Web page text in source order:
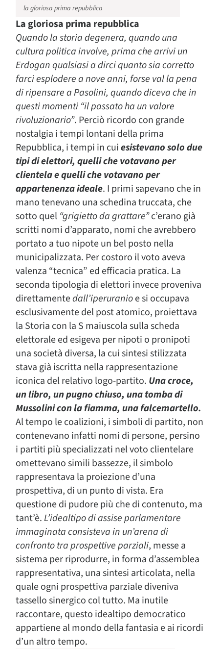
la gloriosa prima repubblica
La gloriosa prima repubblica
Quando la storia degenera, quando una
cultura politica involve, prima che arrivi un
Erdogan qualsiasi a dirci quanto sia corretto
farci esplodere a nove anni, forse val la pena
di ripensare a Pasolini, quando diceva che in
questi momenti “il passato ha un valore
rivoluzionario”. Perciò ricordo con grande
nostalgia i tempi lontani della prima
Repubblica, i tempi in cuiesistevano solo due
tipi di elettori, quelli che votavano per
clientelaequelli che votavano per
appartenenza ideale. I primi sapevano che in
mano tenevano una schedina truccata, che
sotto quel “grigietto da grattare”c’erano già
scritti nomi d’apparato, nomi che avrebbero
portato a tuo nipote un bel posto nella
municipalizzata. Per costoro il voto aveva
valenza “tecnica” ed efficacia pratica. La
seconda tipologia di elettori invece proveniva
direttamentedall’iperuranioe si occupava
esclusivamente delpost atomico, proiettava
la Storia con la S maiuscola sulla scheda
elettorale ed esigeva per nipoti o pronipoti
una società diversa, la cui sintesi stilizzata
stava già iscritta nella rappresentazione
iconica del relativo logo-partito. Una croce,
un libro, un pugno chiuso, una tomba di
Mussolini con la fiamma, una falcemartello.
Al tempo le coalizioni, i simboli di partito, non
contenevano infatti nomi di persone, persino
i partiti più specializzati nel voto clientelare
omettevano simili bassezze, il simbolo
rappresentava la proiezione d’una
prospettiva, di un punto di vista. Era
questione di pudore più che di contenuto, ma
tant’è.L’idealtipo di assise parlamentare
immaginata consisteva in un’arena di
confronto tra prospettive parziali, messe a
sistema per riprodurre, in forma d’assemblea
rappresentativa, una sintesi articolata, nella
quale ogni prospettiva parziale diveniva
tassello sinergico col tutto. Ma inutile
raccontare, questo idealtipo democratico
appartiene al mondo della fantasia e ai ricordi
d’un altro tempo.